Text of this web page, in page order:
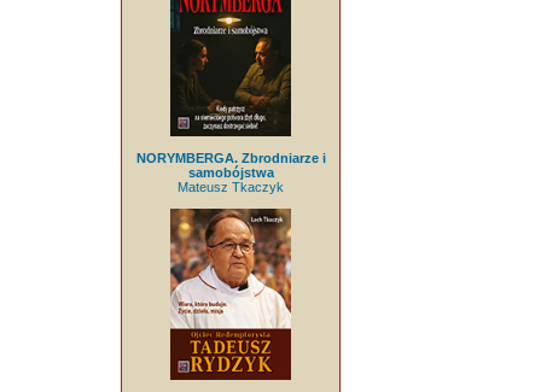
NORYMBERGA. Zbrodniarze i
samobójstwa
Mateusz Tkaczyk